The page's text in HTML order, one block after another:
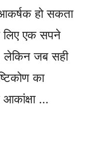
हो सकता
एक सपने
लेकिन जब सही
का
आकांक्षा …